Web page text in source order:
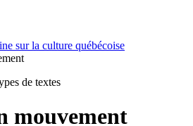
sur la culture québécoise
de textes
mouvement